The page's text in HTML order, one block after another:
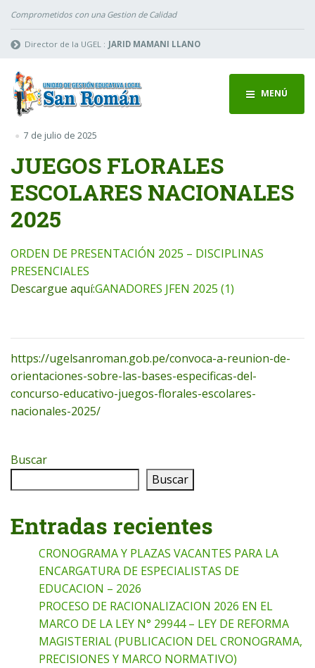
Comprometidos con una Gestion de Calidad
Director de la UGEL : JARID MAMANI LLANO
MENÚ
7 de julio de 2025
JUEGOS FLORALES
ESCOLARES NACIONALES
2025
ORDEN DE PRESENTACIÓN 2025 – DISCIPLINAS
PRESENCIALES
Descargue aquí:GANADORES JFEN 2025 (1)
https://ugelsanroman.gob.pe/convoca-a-reunion-de-
orientaciones-sobre-las-bases-especificas-del-
concurso-educativo-juegos-florales-escolares-
nacionales-2025/
Buscar
Buscar
Entradas recientes
CRONOGRAMA Y PLAZAS VACANTES PARA LA
ENCARGATURA DE ESPECIALISTAS DE
EDUCACION – 2026
PROCESO DE RACIONALIZACION 2026 EN EL
MARCO DE LA LEY N° 29944 – LEY DE REFORMA
MAGISTERIAL (PUBLICACION DEL CRONOGRAMA,
PRECISIONES Y MARCO NORMATIVO)